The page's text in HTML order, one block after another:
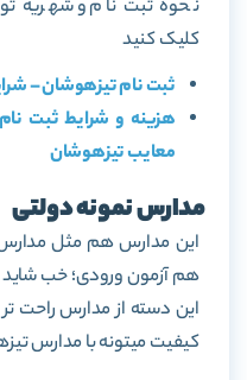
نحوه ثبت نام و شهریه
کلیک کنید
ثبت نام تیزهوشان –
معایب تیزهوشان
مدارس نمونه دولتی
این مدارس هم مثل
هم آزمون ورودی؛ خب
این دسته از مدارس راحت
کیفیت میتونه با مدارس